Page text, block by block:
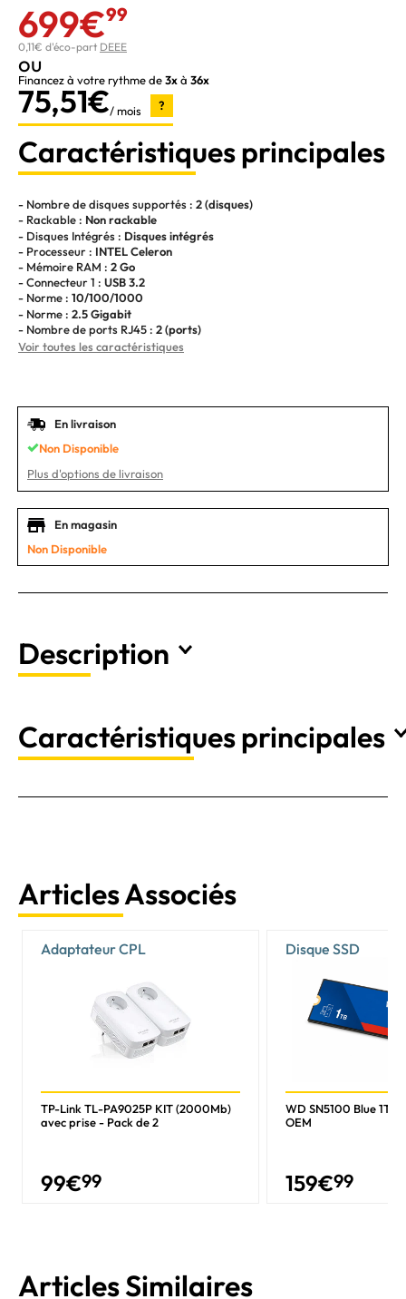
699€99
0,11€ d'éco-part DEEE
ou
Financez à votre rythme de3xà 36x
75,51€/ mois ?
Caractéristiques principales
- Nombre de disques supportés : 2 (disques)
- Rackable : Non rackable
- Disques Intégrés : Disques intégrés
- Processeur : INTEL Celeron
- Mémoire RAM : 2 Go
- Connecteur 1 : USB 3.2
- Norme : 10/100/1000
- Norme : 2.5 Gigabit
- Nombre de ports RJ45 : 2 (ports)
Voir toutes les caractéristiques
En livraison
Non Disponible
Plus d'options de livraison
En magasin
Non Disponible
Description
Caractéristiques principales
Articles Associés
Adaptateur CPL
TP-Link TL-PA9025P KIT (2000Mb)
avec prise - Pack de 2
99€99
Disque SSD
WD SN5100 Blue 1To
OEM
159€99
Articles Similaires